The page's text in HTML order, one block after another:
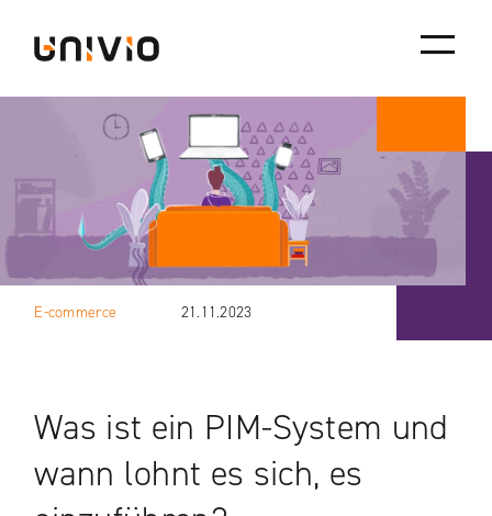
content
E-commerce 21.11.2023
Was ist ein PIM-System und
wann lohnt es sich, es